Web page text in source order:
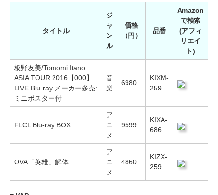
タイトル
ジ
ャ
ン
ル
価格
（円）
品番
Amazon
で検索
(アフィ
リエイ
ト)
板野友美/Tomomi Itano
ASIA TOUR 2016【000】
LIVE Blu-ray メーカー多売:
ミニポスター付
音
楽
6980
KIXM-
259
FLCL Blu-ray BOX
ア
ニ
メ
9599
KIXA-
686
OVA「英雄」解体
ア
ニ
メ
4860
KIZX-
259